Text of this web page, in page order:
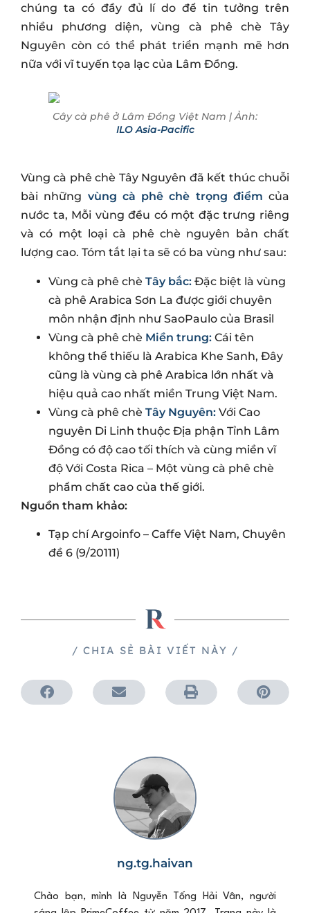
chúng ta có đầy đủ lí do để tin tưởng trên
nhiều phương diện, vùng cà phê chè Tây
Nguyên còn có thể phát triển mạnh mẽ hơn
nữa với vĩ tuyến tọa lạc của Lâm Đồng.
Cây cà phê ở Lâm Đồng Việt Nam | Ảnh:
ILO Asia-Pacific
Vùng cà phê chè Tây Nguyên đã kết thúc chuỗi
bài những vùng cà phê chè trọng điểm của
nước ta, Mỗi vùng đều có một đặc trưng riêng
và có một loại cà phê chè nguyên bản chất
lượng cao. Tóm tắt lại ta sẽ có ba vùng như sau:
Vùng cà phê chè Tây bắc: Đặc biệt là vùng
cà phê Arabica Sơn La được giới chuyên
môn nhận định như SaoPaulo của Brasil
Vùng cà phê chè Miền trung: Cái tên
không thể thiếu là Arabica Khe Sanh, Đây
cũng là vùng cà phê Arabica lớn nhất và
hiệu quả cao nhất miền Trung Việt Nam.
Vùng cà phê chè Tây Nguyên: Với Cao
nguyên Di Linh thuộc Địa phận Tỉnh Lâm
Đồng có độ cao tối thích và cùng miền vĩ
độ Với Costa Rica – Một vùng cà phê chè
phẩm chất cao của thế giới.
Nguồn tham khảo:
Tạp chí Argoinfo – Caffe Việt Nam, Chuyên
đề 6 (9/20111)
/ CHIA SẺ BÀI VIẾT NÀY /
ng.tg.haivan
Chào bạn, mình là Nguyễn Tống Hải Vân, người